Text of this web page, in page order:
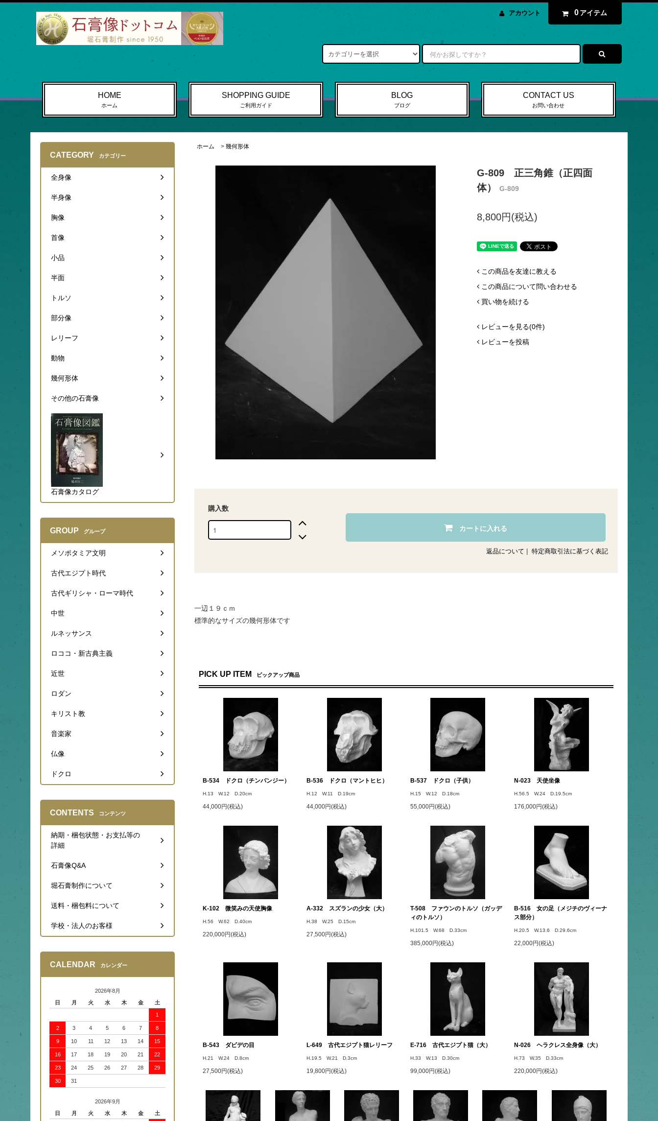
アカウント 0 アイテム
HOME
ホーム
SHOPPING GUIDE
ご利用ガイド
BLOG
ブログ
CONTACT US
お問い合わせ
ホーム > 幾何形体
G-809 正三角錐（正四面
体）
G-809
8,800円(税込)
この商品を友達に教える
この商品について問い合わせる
買い物を続ける
レビューを見る(0件)
レビューを投稿
購入数
カートに入れる
返品について 特定商取引法に基づく表記
一辺１９ｃｍ
標準的なサイズの幾何形体です
PICK UP ITEM ピックアップ商品
B-534 ドクロ（チンパンジー）
H.13 W.12 D.20cm
44,000円(税込)
B-536 ドクロ（マントヒヒ）
H.12 W.11 D.19cm
44,000円(税込)
B-537 ドクロ（子供）
H.15 W.12 D.18cm
55,000円(税込)
N-023 天使坐像
H.56.5 W.24 D.19.5cm
176,000円(税込)
K-102 微笑みの天使胸像
H.56 W.62 D.40cm
220,000円(税込)
A-332 スズランの少女（大）
H.38 W.25 D.15cm
27,500円(税込)
T-508 ファウンのトルソ（ガッデ
ィのトルソ）
H.101.5 W.68 D.33cm
385,000円(税込)
B-516 女の足（メジチのヴィーナ
ス部分）
H.20.5 W.13.6 D.29.6cm
22,000円(税込)
B-543 ダビデの目
H.21 W.24 D.8cm
27,500円(税込)
L-649 古代エジプト猫レリーフ
H.19.5 W.21 D.3cm
19,800円(税込)
E-716 古代エジプト猫（大）
H.33 W.13 D.30cm
99,000円(税込)
N-026 ヘラクレス全身像（大）
H.73 W.35 D.33cm
220,000円(税込)
CATEGORY カテゴリー
全身像
半身像
胸像
首像
小品
半面
トルソ
部分像
レリーフ
動物
幾何形体
その他の石膏像
石膏像カタログ
GROUP グループ
メソポタミア文明
古代エジプト時代
古代ギリシャ・ローマ時代
中世
ルネッサンス
ロココ・新古典主義
近世
ロダン
キリスト教
音楽家
仏像
ドクロ
CONTENTS コンテンツ
納期・梱包状態・お支払等の
詳細
石膏像Q&A
堀石膏制作について
送料・梱包料について
学校・法人のお客様
CALENDAR カレンダー
2026年8月
日
月 火 水 木 金 土
1
2 3 4 5 6 7 8
9 10 11 12 13 14 15
16 17 18 19 20 21 22
23 24 25 26 27 28 29
30 31
2026年9月
日
月 火 水 木 金 土